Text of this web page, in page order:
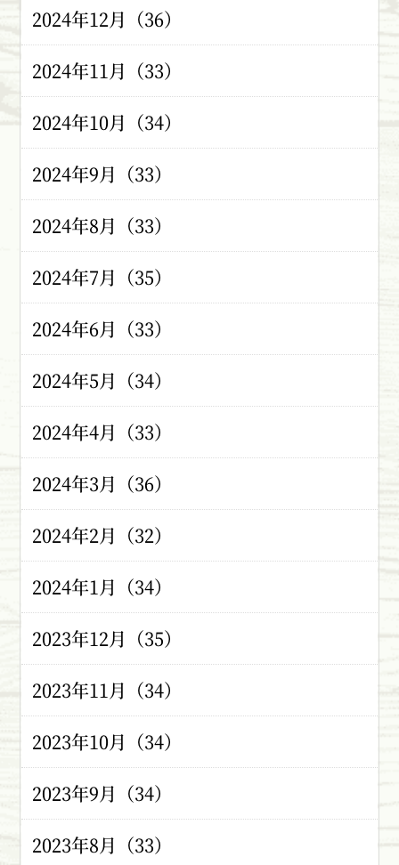
2024年12月（36）
2024年11月（33）
2024年10月（34）
2024年9月（33）
2024年8月（33）
2024年7月（35）
2024年6月（33）
2024年5月（34）
2024年4月（33）
2024年3月（36）
2024年2月（32）
2024年1月（34）
2023年12月（35）
2023年11月（34）
2023年10月（34）
2023年9月（34）
2023年8月（33）